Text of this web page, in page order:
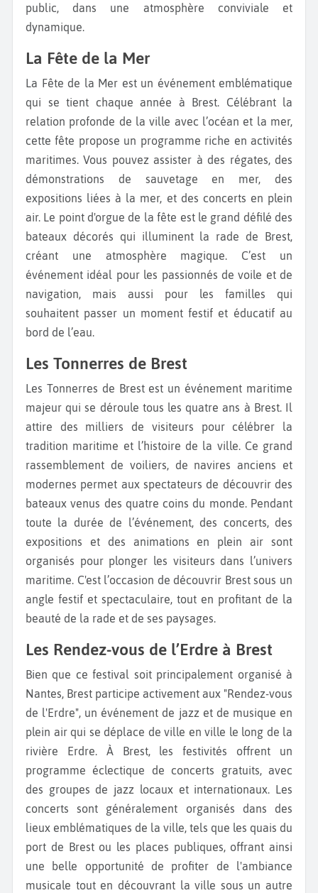
public, dans une atmosphère conviviale et
dynamique.
La Fête de la Mer
La Fête de la Mer est un événement emblématique
qui se tient chaque année à Brest. Célébrant la
relation profonde de la ville avec l’océan et la mer,
cette fête propose un programme riche en activités
maritimes. Vous pouvez assister à des régates, des
démonstrations de sauvetage en mer, des
expositions liées à la mer, et des concerts en plein
air. Le point d'orgue de la fête est le grand défilé des
bateaux décorés qui illuminent la rade de Brest,
créant une atmosphère magique. C’est un
événement idéal pour les passionnés de voile et de
navigation, mais aussi pour les familles qui
souhaitent passer un moment festif et éducatif au
bord de l’eau.
Les Tonnerres de Brest
Les Tonnerres de Brest est un événement maritime
majeur qui se déroule tous les quatre ans à Brest. Il
attire des milliers de visiteurs pour célébrer la
tradition maritime et l’histoire de la ville. Ce grand
rassemblement de voiliers, de navires anciens et
modernes permet aux spectateurs de découvrir des
bateaux venus des quatre coins du monde. Pendant
toute la durée de l’événement, des concerts, des
expositions et des animations en plein air sont
organisés pour plonger les visiteurs dans l’univers
maritime. C'est l’occasion de découvrir Brest sous un
angle festif et spectaculaire, tout en profitant de la
beauté de la rade et de ses paysages.
Les Rendez-vous de l’Erdre à Brest
Bien que ce festival soit principalement organisé à
Nantes, Brest participe activement aux "Rendez-vous
de l'Erdre", un événement de jazz et de musique en
plein air qui se déplace de ville en ville le long de la
rivière Erdre. À Brest, les festivités offrent un
programme éclectique de concerts gratuits, avec
des groupes de jazz locaux et internationaux. Les
concerts sont généralement organisés dans des
lieux emblématiques de la ville, tels que les quais du
port de Brest ou les places publiques, offrant ainsi
une belle opportunité de profiter de l'ambiance
musicale tout en découvrant la ville sous un autre